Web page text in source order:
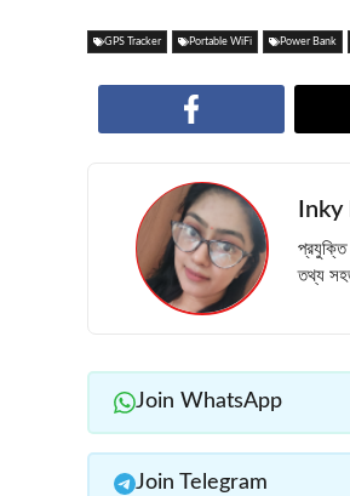
GPS Tracker Portable WiFi Power Bank
প্রযুক্তি
তথ্য
Join WhatsApp
Join Telegram